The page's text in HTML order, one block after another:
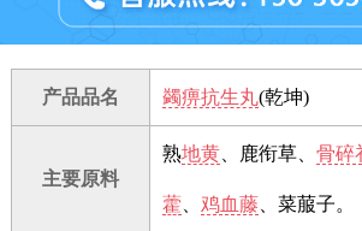
产品品名 蠲痹抗生丸(乾坤)
主要原料
熟地黄、鹿衔草、 骨碎
藿 鸡血藤、菜菔子。